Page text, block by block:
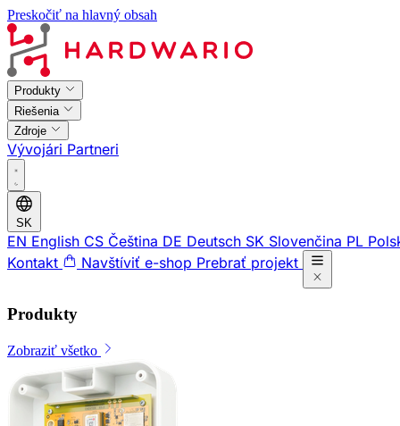
Preskočiť na hlavný obsah
Produkty
Riešenia
Zdroje
Vývojári Partneri
SK
EN English CS Čeština DE Deutsch SK Slovenčina PL
Kontakt
Navštíviť e-shop Prebrať projekt
Produkty
Zobraziť všetko